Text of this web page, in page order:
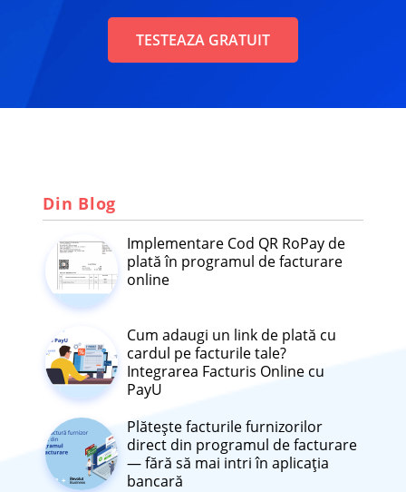
TESTEAZA GRATUIT
Din Blog
Implementare Cod QR RoPay de
plată în programul de facturare
online
Cum adaugi un link de plată cu
cardul pe facturile tale?
Integrarea Facturis Online cu
PayU
Plătește facturile furnizorilor
direct din programul de facturare
— fără să mai intri în aplicația
bancară